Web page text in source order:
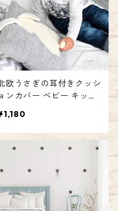
欧うさぎの耳付きクッシ
ンカバー ベビー キッズ
ィック グレー ピンク エ
リースタイル emilystyle